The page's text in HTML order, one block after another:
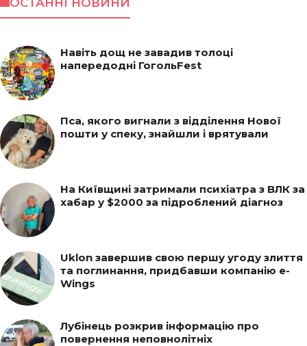
Навіть дощ не завадив толоці
напередодні ГогольFest
Пса, якого вигнали з відділення Нової
пошти у спеку, знайшли і врятували
На Київщині затримали психіатра з ВЛК за
хабар у $2000 за підроблений діагноз
Uklon завершив свою першу угоду злиття
та поглинання, придбавши компанію e-
Wings
Лубінець розкрив інформацію про
повернення неповнолітніх